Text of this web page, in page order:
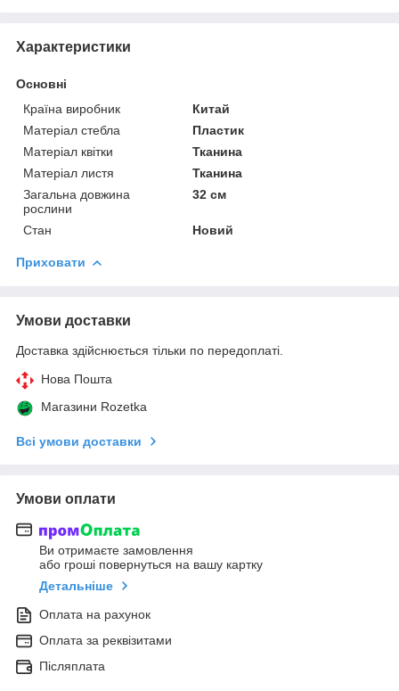
Характеристики
Основні
Країна виробник
Китай
Матеріал стебла
Пластик
Матеріал квітки
Тканина
Матеріал листя
Тканина
Загальна довжина
рослини
32 см
Стан Новий
Приховати
Умови доставки
Доставка здійснюється тільки по передоплаті.
Нова Пошта
Магазини Rozetka
Всі умови доставки
Умови оплати
Ви отримаєте замовлення
або гроші повернуться на вашу картку
Детальніше
Оплата на рахунок
Оплата за реквізитами
Післяплата